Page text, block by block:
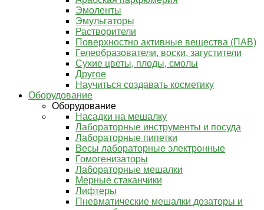
Эмоленты
Эмульгаторы
Растворители
Поверхностно активные вещества (ПАВ)
Гелеобразователи, воски, загустители
Сухие цветы, плоды, смолы
Другое
Научиться создавать косметику
Оборудование
Оборудование
Насадки на мешалку
Лабораторные инструменты и посуда
Лабораторные пипетки
Весы лабораторные электронные
Гомогенизаторы
Лабораторные мешалки
Мерные стаканчики
Лифтеры
Пневматические мешалки дозаторы и